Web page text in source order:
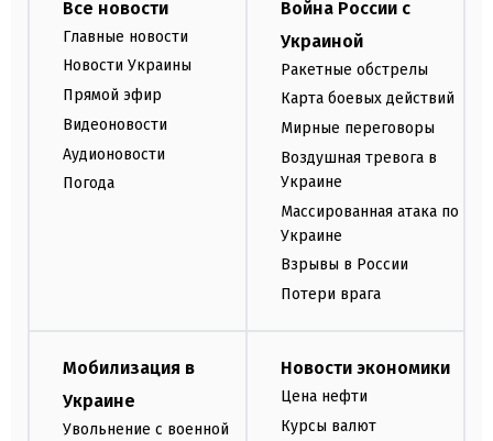
Все новости
Главные новости
Новости Украины
Прямой эфир
Видеоновости
Аудионовости
Погода
Война России с
Украиной
Ракетные обстрелы
Карта боевых действий
Мирные переговоры
Воздушная тревога в
Украине
Массированная атака по
Украине
Взрывы в России
Потери врага
Мобилизация в
Украине
Увольнение с военной
Новости экономики
Цена нефти
Курсы валют